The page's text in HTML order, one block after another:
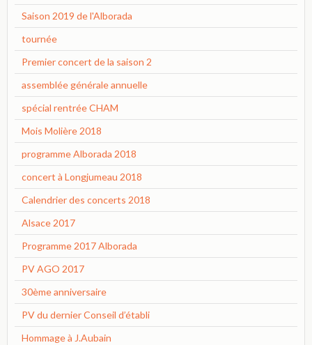
Saison 2019 de l'Alborada
tournée
Premier concert de la saison 2
assemblée générale annuelle
spécial rentrée CHAM
Mois Molière 2018
programme Alborada 2018
concert à Longjumeau 2018
Calendrier des concerts 2018
Alsace 2017
Programme 2017 Alborada
PV AGO 2017
30ème anniversaire
PV du dernier Conseil d’établi
Hommage à J.Aubain